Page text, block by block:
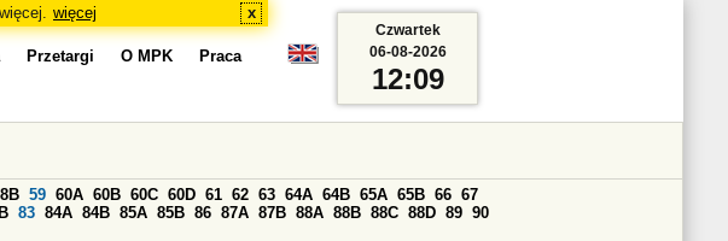
więcej x
Przetargi O MPK Praca
59 60A 60B 60C 60D 61 62 63 64A 64B 65A 65B 66 67
83 84A 84B 85A 85B 86 87A 87B 88A 88B 88C 88D 89 90
Czwartek
06-08-2026
12:09